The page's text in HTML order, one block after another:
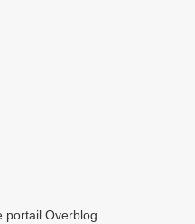
portail Overblog